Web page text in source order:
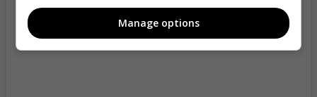
Manage options